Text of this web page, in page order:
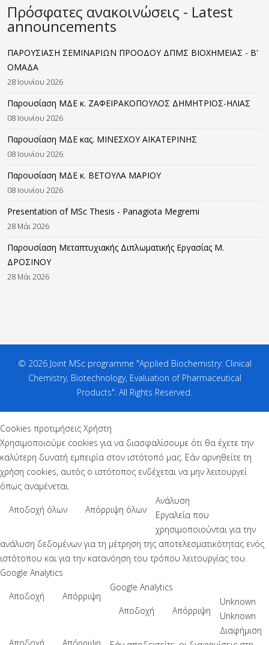
Πρόσφατες ανακοινώσεις - Latest
announcements
ΠΑΡΟΥΣΙΑΣΗ ΣΕΜΙΝΑΡΙΩΝ ΠΡΟΟΔΟΥ ΔΠΜΣ ΒΙΟΧΗΜΕΙΑΣ - B'
ΟΜΑΔΑ
28 Ιουνίου 2026
Παρουσίαση ΜΔΕ κ. ΖΑΦΕΙΡΑΚΟΠΟΥΛΟΣ ΔΗΜΗΤΡΙΟΣ-ΗΛΙΑΣ
08 Ιουνίου 2026
Παρουσίαση ΜΔΕ κας. ΜΙΝΕΣΧΟΥ ΑΙΚΑΤΕΡΙΝΗΣ
08 Ιουνίου 2026
Παρουσίαση ΜΔΕ κ. ΒΕΤΟΥΛΑ ΜΑΡΙΟΥ
08 Ιουνίου 2026
Presentation of MSc Thesis - Panagiota Megremi
28 Μάι 2026
Παρουσίαση Μεταπτυχιακής Διπλωματικής Εργασίας M.
ΔΡΟΣΙΝΟΥ
28 Μάι 2026
© 2026 Joint MSc programme "Applied Biochemistry: Clinical
Chemistry, Biotechnology, Evaluation of Pharmaceutical
Products". All Rights Reserved.
Cookies προτιμήσεις Χρήστη
Χρησιμοποιούμε cookies για να διασφαλίσουμε ότι θα έχετε την
καλύτερη δυνατή εμπειρία στον ιστότοπό μας. Εάν αρνηθείτε τη
χρήση cookies, αυτός ο ιστότοπος ενδέχεται να μην λειτουργεί
όπως αναμένεται.
Αποδοχή όλων Απόρριψη όλων
Ανάλυση
Εργαλεία που
χρησιμοποιούνται για την
ανάλυση δεδομένων για τη μέτρηση της αποτελεσματικότητας ενός
ιστότοπου και για την κατανόηση του τρόπου λειτουργίας του.
Google Analytics
Αποδοχή Απόρριψη
Google Analytics
Αποδοχή Απόρριψη
Unknown
Unknown
Αποδοχή Απόρριψη
Διαφήμιση